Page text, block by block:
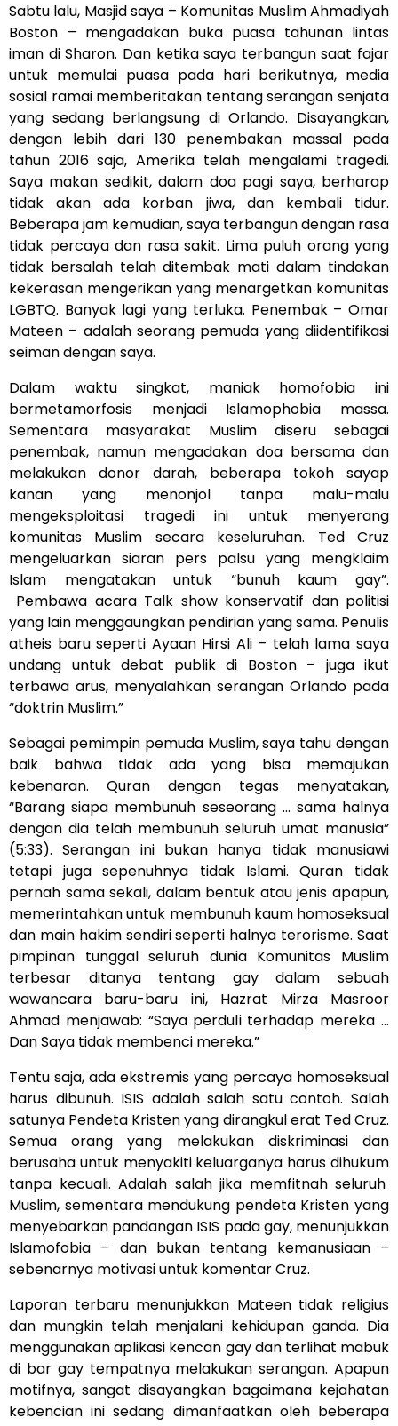
Sabtu lalu, Masjid saya – Komunitas Muslim Ahmadiyah
Boston – mengadakan buka puasa tahunan lintas
iman di Sharon. Dan ketika saya terbangun saat fajar
untuk memulai puasa pada hari berikutnya, media
sosial ramai memberitakan tentang serangan senjata
yang sedang berlangsung di Orlando. Disayangkan,
dengan lebih dari 130 penembakan massal pada
tahun 2016 saja, Amerika telah mengalami tragedi.
Saya makan sedikit, dalam doa pagi saya, berharap
tidak akan ada korban jiwa, dan kembali tidur.
Beberapa jam kemudian, saya terbangun dengan rasa
tidak percaya dan rasa sakit. Lima puluh orang yang
tidak bersalah telah ditembak mati dalam tindakan
kekerasan mengerikan yang menargetkan komunitas
LGBTQ. Banyak lagi yang terluka. Penembak – Omar
Mateen – adalah seorang pemuda yang diidentifikasi
seiman dengan saya.
Dalam waktu singkat, maniak homofobia ini
bermetamorfosis menjadi Islamophobia massa.
Sementara masyarakat Muslim diseru sebagai
penembak, namun mengadakan doa bersama dan
melakukan donor darah, beberapa tokoh sayap
kanan yang menonjol tanpa malu-malu
mengeksploitasi tragedi ini untuk menyerang
komunitas Muslim secara keseluruhan. Ted Cruz
mengeluarkan siaran pers palsu yang mengklaim
Islam mengatakan untuk “bunuh kaum gay”.
Pembawa acara Talk show konservatif dan politisi
yang lain menggaungkan pendirian yang sama. Penulis
atheis baru seperti Ayaan Hirsi Ali – telah lama saya
undang untuk debat publik di Boston – juga ikut
terbawa arus, menyalahkan serangan Orlando pada
“doktrin Muslim.”
Sebagai pemimpin pemuda Muslim, saya tahu dengan
baik bahwa tidak ada yang bisa memajukan
kebenaran. Quran dengan tegas menyatakan,
“Barang siapa membunuh seseorang … sama halnya
dengan dia telah membunuh seluruh umat manusia”
(5:33). Serangan ini bukan hanya tidak manusiawi
tetapi juga sepenuhnya tidak Islami. Quran tidak
pernah sama sekali, dalam bentuk atau jenis apapun,
memerintahkan untuk membunuh kaum homoseksual
dan main hakim sendiri seperti halnya terorisme. Saat
pimpinan tunggal seluruh dunia Komunitas Muslim
terbesar ditanya tentang gay dalam sebuah
wawancara baru-baru ini, Hazrat Mirza Masroor
Ahmad menjawab: “Saya perduli terhadap mereka …
Dan Saya tidak membenci mereka.”
Tentu saja, ada ekstremis yang percaya homoseksual
harus dibunuh. ISIS adalah salah satu contoh. Salah
satunya Pendeta Kristen yang dirangkul erat Ted Cruz.
Semua orang yang melakukan diskriminasi dan
berusaha untuk menyakiti keluarganya harus dihukum
tanpa kecuali. Adalah salah jika memfitnah seluruh
Muslim, sementara mendukung pendeta Kristen yang
menyebarkan pandangan ISIS pada gay, menunjukkan
Islamofobia – dan bukan tentang kemanusiaan –
sebenarnya motivasi untuk komentar Cruz.
Laporan terbaru menunjukkan Mateen tidak religius
dan mungkin telah menjalani kehidupan ganda. Dia
menggunakan aplikasi kencan gay dan terlihat mabuk
di bar gay tempatnya melakukan serangan. Apapun
motifnya, sangat disayangkan bagaimana kejahatan
kebencian ini sedang dimanfaatkan oleh beberapa